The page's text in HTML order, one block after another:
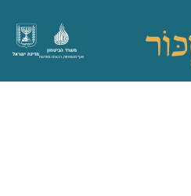
מדינת ישראל
משרד הביטחון
אגף משפחות, הנצחה ומורשת